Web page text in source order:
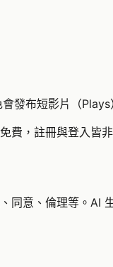
發布短影片（
費，註冊與登入皆
意、倫理等。AI